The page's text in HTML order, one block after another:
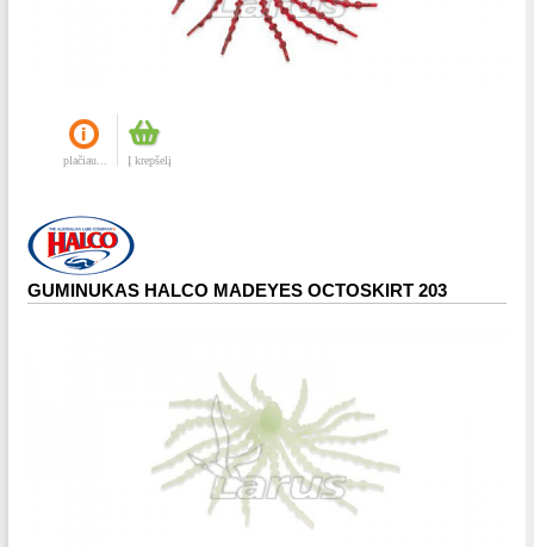
plačiau... Į krepšelį
GUMINUKAS HALCO MADEYES OCTOSKIRT 203